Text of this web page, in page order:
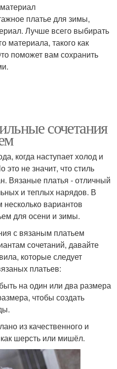
платье для зимы,
Лучше всего выбирать
материала, такого как
поможет вам сохранить
сочетания
когда наступает холод и
это не значит, что стиль
Вязаные платья - отличный
и теплых нарядов. В
вариантов
для осени и зимы.
с вязаным платьем
сочетаний, давайте
которые следует
платьев:
на один или два размера
чтобы создать
из качественного и
шерсть или мишёл.